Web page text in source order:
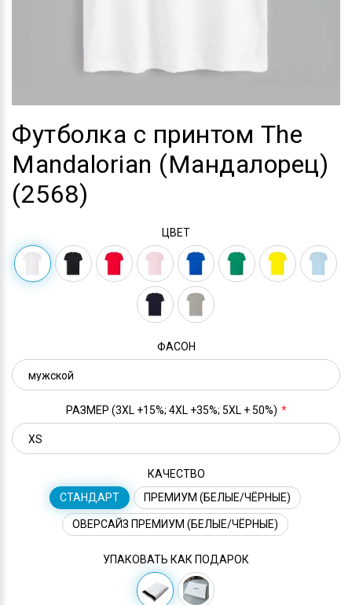
Футболка с принтом The
Mandalorian (Мандалорец)
(2568)
ЦВЕТ
ФАСОН
РАЗМЕР (3XL +15%; 4XL +35%; 5XL + 50%)
КАЧЕСТВО
СТАНДАРТ
ПРЕМИУМ (БЕЛЫЕ/ЧЁРНЫЕ)
ОВЕРСАЙЗ ПРЕМИУМ (БЕЛЫЕ/ЧЁРНЫЕ)
УПАКОВАТЬ КАК ПОДАРОК